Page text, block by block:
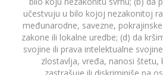
učestvuju u bilo kojoj nezakonitoj
međunarodne, savezne,
zakone ili lokalne uredbe; (d) da
svojine ili prava intelektualne
zlostavlja, vređa, nanosi štetu,